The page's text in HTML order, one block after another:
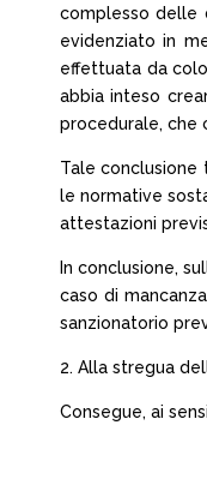
complesso delle
evidenziato in
effettuata da
abbia inteso
procedurale, che
Tale conclusione
le normative
attestazioni
In conclusione,
caso di
sanzionatorio
2. Alla stregua
Consegue, ai